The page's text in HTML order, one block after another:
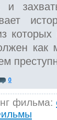
и
которых
как
0
фильма: